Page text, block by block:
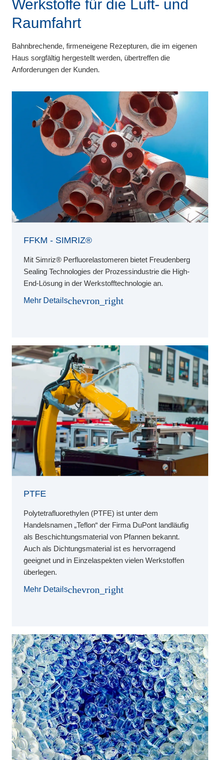
Werkstoffe für die Luft- und
Raumfahrt
Bahnbrechende, firmeneigene Rezepturen, die im eigenen
Haus sorgfältig hergestellt werden, übertreffen die
Anforderungen der Kunden.
FFKM - SIMRIZ®
Mit Simriz® Perfluorelastomeren bietet Freudenberg
Sealing Technologies der Prozessindustrie die High-
End-Lösung in der Werkstofftechnologie an.
Mehr Detailschevron_right
PTFE
Polytetrafluorethylen (PTFE) ist unter dem
Handelsnamen „Teflon“ der Firma DuPont landläufig
als Beschichtungsmaterial von Pfannen bekannt.
Auch als Dichtungsmaterial ist es hervorragend
geeignet und in Einzelaspekten vielen Werkstoffen
überlegen.
Mehr Detailschevron_right